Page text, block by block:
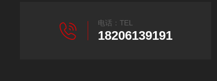
电话：TEL
18206139191